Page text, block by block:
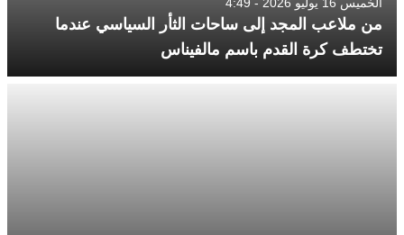
الخميس 16 يوليو 2026 - 4:49
من ملاعب المجد إلى ساحات الثأر السياسي عندما
تختطف كرة القدم باسم مالفيناس